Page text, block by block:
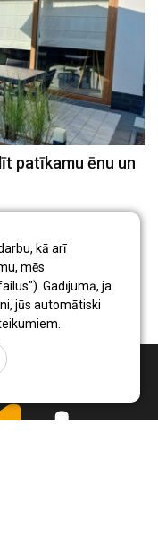
kā arī
mēs
Gadījumā, ja
jūs automātiski
patīkamu ēnu un
kas virs
rada ēnu. Tas